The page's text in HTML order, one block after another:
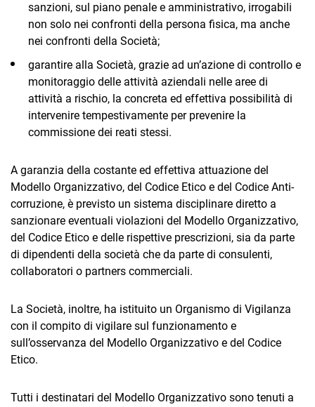
sanzioni, sul piano penale e amministrativo, irrogabili
non solo nei confronti della persona fisica, ma anche
nei confronti della Società;
garantire alla Società, grazie ad un’azione di controllo e
monitoraggio delle attività aziendali nelle aree di
attività a rischio, la concreta ed effettiva possibilità di
intervenire tempestivamente per prevenire la
commissione dei reati stessi.
A garanzia della costante ed effettiva attuazione del
Modello Organizzativo, del Codice Etico e del Codice Anti-
corruzione, è previsto un sistema disciplinare diretto a
sanzionare eventuali violazioni del Modello Organizzativo,
del Codice Etico e delle rispettive prescrizioni, sia da parte
di dipendenti della società che da parte di consulenti,
collaboratori o partners commerciali.
La Società, inoltre, ha istituito un Organismo di Vigilanza
con il compito di vigilare sul funzionamento e
sull’osservanza del Modello Organizzativo e del Codice
Etico.
Tutti i destinatari del Modello Organizzativo sono tenuti a